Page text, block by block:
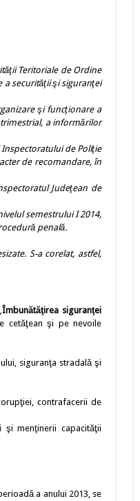
Teritoriale de Ordine
a securităţii şi siguranţei
şi funcţionare a
a informărilor
de Poliţie
de recomandare, în
Judeţean de
semestrului I 2014,
penală.
S-a corelat, astfel,
Îmbunătăţirea siguranţei
cetăţean şi pe nevoile
siguranţa stradală şi
contrafacerii de
şi menţinerii capacităţii
a anului 2013, se